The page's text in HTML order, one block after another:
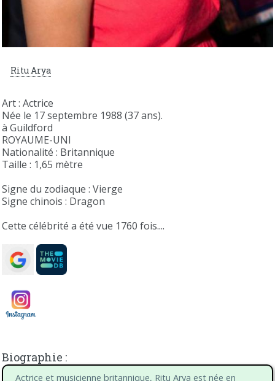
Ritu Arya
Art : Actrice
Née le 17 septembre 1988 (37 ans).
à Guildford
ROYAUME-UNI
Nationalité : Britannique
Taille : 1,65 mètre
Signe du zodiaque : Vierge
Signe chinois : Dragon
Cette célébrité a été vue 1760 fois....
Biographie :
Actrice et musicienne britannique, Ritu Arya est née en